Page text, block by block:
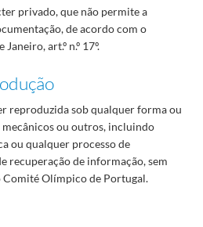
privado, que não permite a
de acordo com o
art.º n.º 17º.
reproduzida sob qualquer forma ou
ou outros, incluindo
ou qualquer processo de
recuperação de informação, sem
Olímpico de Portugal.